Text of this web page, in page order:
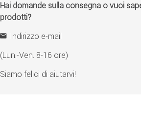
Hai domande sulla consegna o vuoi
prodotti?
Indirizzo e-mail
(Lun.-Ven. 8-16 ore)
Siamo felici di aiutarvi!